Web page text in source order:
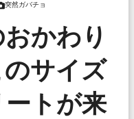
突然ガバチョ
かわり
サイズ
トが来